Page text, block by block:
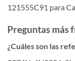
121555C91 para
Preguntas más
¿Cuáles son las